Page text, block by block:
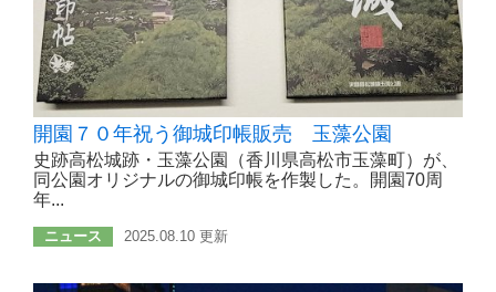
開園７０年祝う御城印帳販売 玉藻公園
史跡高松城跡・玉藻公園（香川県高松市玉藻町）が、
同公園オリジナルの御城印帳を作製した。開園70周
年...
ニュース 2025.08.10 更新